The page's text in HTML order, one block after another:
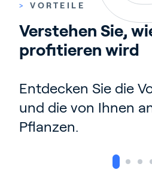
> VORTEILE
Verstehen Sie,
profitieren wird
Entdecken Sie die
und die von Ihnen
Pflanzen.